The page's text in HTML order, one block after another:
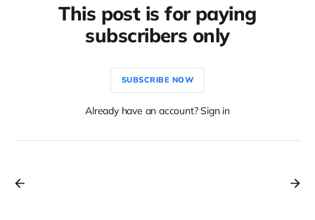
This post is for paying
subscribers only
SUBSCRIBE NOW
Already have an account? Sign in